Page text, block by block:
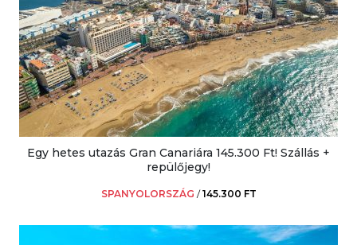
Egy hetes utazás Gran Canariára 145.300 Ft! Szállás +
repülőjegy!
SPANYOLORSZÁG /145.300 FT